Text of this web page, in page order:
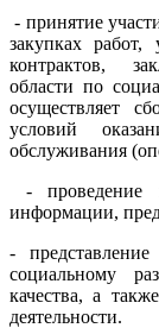
- принятие
закупках работ,
контрактов,
области по
осуществляет
условий
обслуживания
- проведение
информации,
-
социальному
качества, а
деятельности.